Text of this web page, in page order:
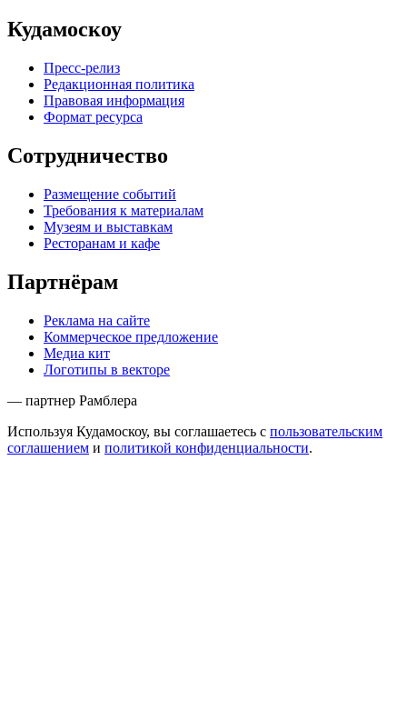
Кудамоскоу
Пресс-релиз
Редакционная политика
Правовая информация
Формат ресурса
Сотрудничество
Размещение событий
Требования к материалам
Музеям и выставкам
Ресторанам и кафе
Партнёрам
Реклама на сайте
Коммерческое предложение
Медиа кит
Логотипы в векторе
— партнер Рамблера
Используя Кудамоскоу, вы соглашаетесь с пользовательским
соглашением и политикой конфиденциальности.